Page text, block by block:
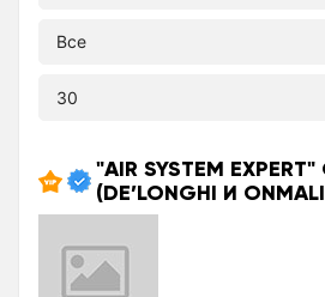
"AIR SYSTEM
(DE’LONGHI И